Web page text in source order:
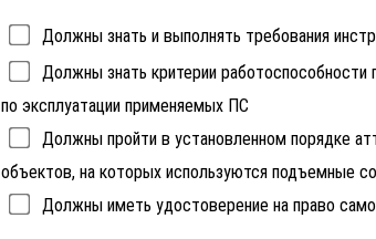
Должны знать и выполнять требования
Должны знать критерии
по эксплуатации применяемых ПС
Должны пройти в установленном порядке
объектов, на которых используются подъемные
Должны иметь удостоверение на право